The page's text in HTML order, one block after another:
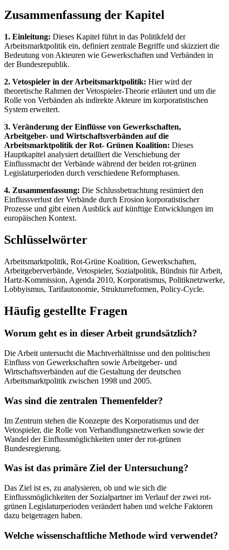
Zusammenfassung der Kapitel
1. Einleitung: Dieses Kapitel führt in das Politikfeld der
Arbeitsmarktpolitik ein, definiert zentrale Begriffe und skizziert die
Bedeutung von Akteuren wie Gewerkschaften und Verbänden in
der Bundesrepublik.
2. Vetospieler in der Arbeitsmarktpolitik: Hier wird der
theoretische Rahmen der Vetospieler-Theorie erläutert und um die
Rolle von Verbänden als indirekte Akteure im korporatistischen
System erweitert.
3. Veränderung der Einflüsse von Gewerkschaften,
Arbeitgeber- und Wirtschaftsverbänden auf die
Arbeitsmarktpolitik der Rot- Grünen Koalition: Dieses
Hauptkapitel analysiert detailliert die Verschiebung der
Einflussmacht der Verbände während der beiden rot-grünen
Legislaturperioden durch verschiedene Reformphasen.
4. Zusammenfassung: Die Schlussbetrachtung resümiert den
Einflussverlust der Verbände durch Erosion korporatistischer
Prozesse und gibt einen Ausblick auf künftige Entwicklungen im
europäischen Kontext.
Schlüsselwörter
Arbeitsmarktpolitik, Rot-Grüne Koalition, Gewerkschaften,
Arbeitgeberverbände, Vetospieler, Sozialpolitik, Bündnis für Arbeit,
Hartz-Kommission, Agenda 2010, Korporatismus, Politiknetzwerke,
Lobbyismus, Tarifautonomie, Strukturreformen, Policy-Cycle.
Häufig gestellte Fragen
Worum geht es in dieser Arbeit grundsätzlich?
Die Arbeit untersucht die Machtverhältnisse und den politischen
Einfluss von Gewerkschaften sowie Arbeitgeber- und
Wirtschaftsverbänden auf die Gestaltung der deutschen
Arbeitsmarktpolitik zwischen 1998 und 2005.
Was sind die zentralen Themenfelder?
Im Zentrum stehen die Konzepte des Korporatismus und der
Vetospieler, die Rolle von Verhandlungsnetzwerken sowie der
Wandel der Einflussmöglichkeiten unter der rot-grünen
Bundesregierung.
Was ist das primäre Ziel der Untersuchung?
Das Ziel ist es, zu analysieren, ob und wie sich die
Einflussmöglichkeiten der Sozialpartner im Verlauf der zwei rot-
grünen Legislaturperioden verändert haben und welche Faktoren
dazu beigetragen haben.
Welche wissenschaftliche Methode wird verwendet?